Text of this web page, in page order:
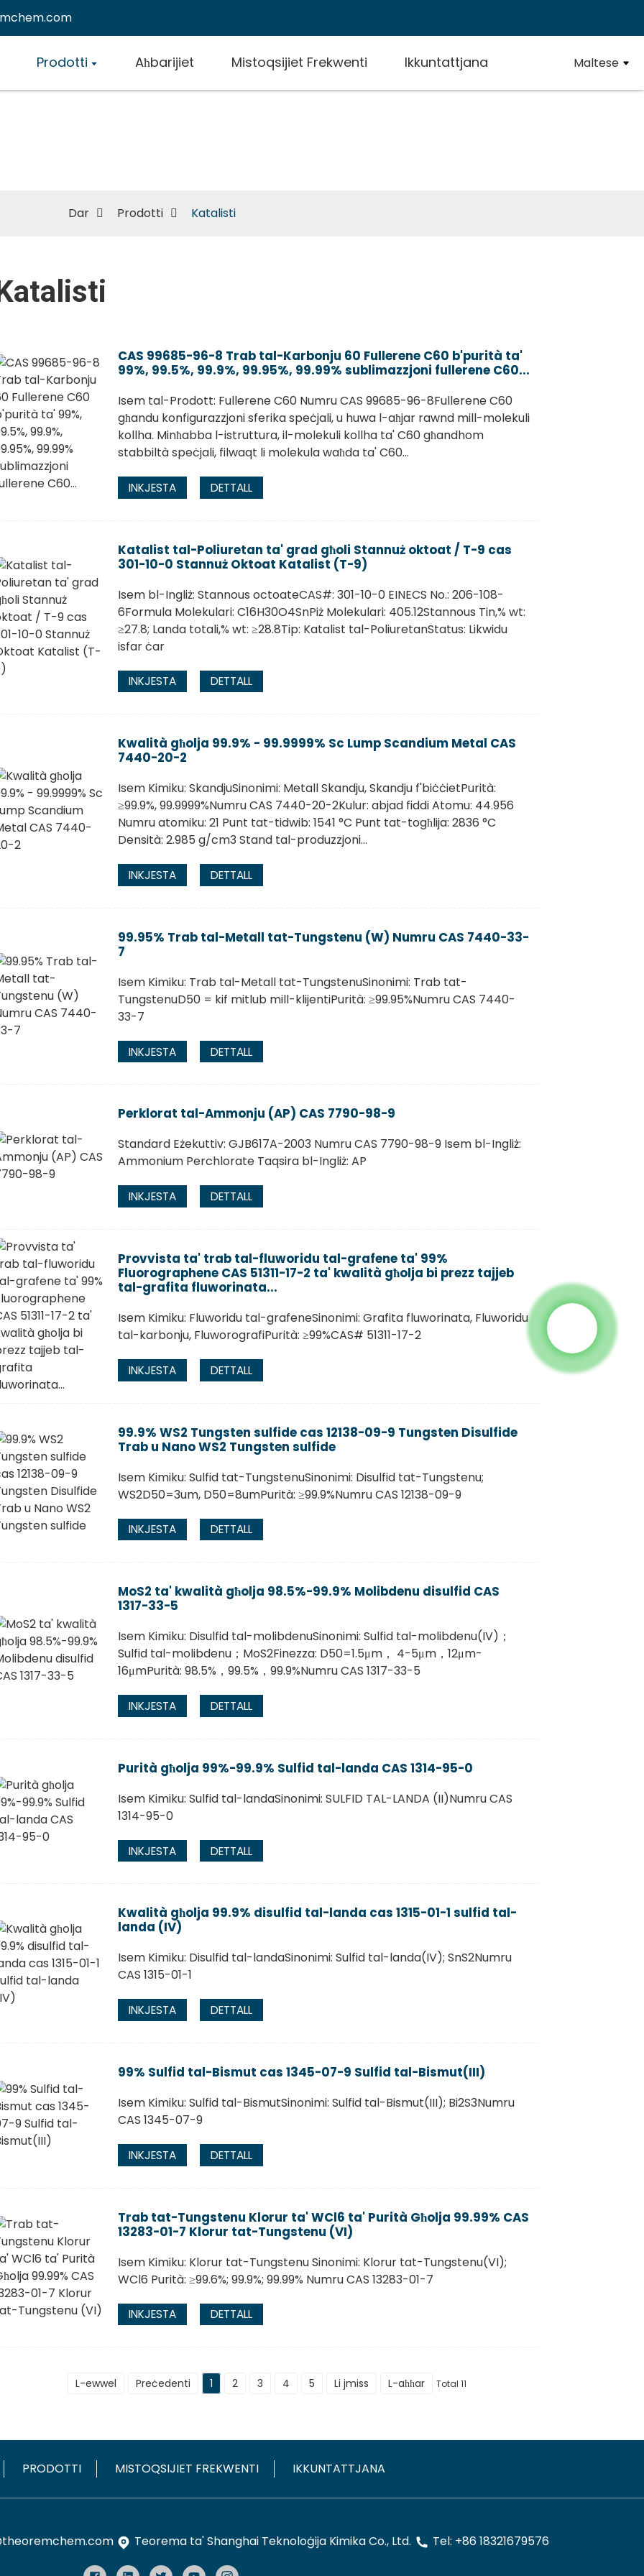
Prodotti Aħbarijiet Mistoqsijiet Frekwenti Ikkuntattjana Maltese
Dar Prodotti Katalisti
CAS 99685-96-8 Trab tal-Karbonju 60 Fullerene C60 b'purità ta'
99%, 99.5%, 99.9%, 99.95%, 99.99% sublimazzjoni fullerene C60...
Isem tal-Prodott: Fullerene C60 Numru CAS 99685-96-8Fullerene C60
għandu konfigurazzjoni sferika speċjali, u huwa l-aħjar rawnd mill-molekuli
kollha. Minħabba l-istruttura, il-molekuli kollha ta' C60 għandhom
stabbiltà speċjali, filwaqt li molekula waħda ta' C60...
INKJESTA DETTALL
Katalist tal-Poliuretan ta' grad għoli Stannuż oktoat / T-9 cas
301-10-0 Stannuż Oktoat Katalist (T-9)
Isem bl-Ingliż: Stannous octoateCAS#: 301-10-0 EINECS No.: 206-108-
6Formula Molekulari: C16H30O4SnPiż Molekulari: 405.12Stannous Tin,% wt:
≥27.8; Landa totali,% wt: ≥28.8Tip: Katalist tal-PoliuretanStatus: Likwidu
isfar ċar
INKJESTA DETTALL
Kwalità għolja 99.9% - 99.9999% Sc Lump Scandium Metal CAS
7440-20-2
Isem Kimiku: SkandjuSinonimi: Metall Skandju, Skandju f'biċċietPurità:
≥99.9%, 99.9999%Numru CAS 7440-20-2Kulur: abjad fiddi Atomu: 44.956
Numru atomiku: 21 Punt tat-tidwib: 1541 °C Punt tat-togħlija: 2836 °C
Densità: 2.985 g/cm3 Stand tal-produzzjoni...
INKJESTA DETTALL
99.95% Trab tal-Metall tat-Tungstenu (W) Numru CAS 7440-33-
7
Isem Kimiku: Trab tal-Metall tat-TungstenuSinonimi: Trab tat-
TungstenuD50 = kif mitlub mill-klijentiPurità: ≥99.95%Numru CAS 7440-
33-7
INKJESTA DETTALL
Perklorat tal-Ammonju (AP) CAS 7790-98-9
Standard Eżekuttiv: GJB617A-2003 Numru CAS 7790-98-9 Isem bl-Ingliż:
Ammonium Perchlorate Taqsira bl-Ingliż: AP
INKJESTA DETTALL
Provvista ta' trab tal-fluworidu tal-grafene ta' 99%
Fluorographene CAS 51311-17-2 ta' kwalità għolja bi prezz tajjeb
tal-grafita fluworinata...
Isem Kimiku: Fluworidu tal-grafeneSinonimi: Grafita fluworinata, Fluworidu
tal-karbonju, FluworografiPurità: ≥99%CAS# 51311-17-2
INKJESTA DETTALL
99.9% WS2 Tungsten sulfide cas 12138-09-9 Tungsten Disulfide
Trab u Nano WS2 Tungsten sulfide
Isem Kimiku: Sulfid tat-TungstenuSinonimi: Disulfid tat-Tungstenu;
WS2D50=3um, D50=8umPurità: ≥99.9%Numru CAS 12138-09-9
INKJESTA DETTALL
MoS2 ta' kwalità għolja 98.5%-99.9% Molibdenu disulfid CAS
1317-33-5
Isem Kimiku: Disulfid tal-molibdenuSinonimi: Sulfid tal-molibdenu(IV)；
Sulfid tal-molibdenu；MoS2Finezza: D50=1.5μm， 4-5μm，12μm-
16μmPurità: 98.5%，99.5%，99.9%Numru CAS 1317-33-5
INKJESTA DETTALL
Purità għolja 99%-99.9% Sulfid tal-landa CAS 1314-95-0
Isem Kimiku: Sulfid tal-landaSinonimi: SULFID TAL-LANDA (II)Numru CAS
1314-95-0
INKJESTA DETTALL
Kwalità għolja 99.9% disulfid tal-landa cas 1315-01-1 sulfid tal-
landa (IV)
Isem Kimiku: Disulfid tal-landaSinonimi: Sulfid tal-landa(IV); SnS2Numru
CAS 1315-01-1
INKJESTA DETTALL
99% Sulfid tal-Bismut cas 1345-07-9 Sulfid tal-Bismut(III)
Isem Kimiku: Sulfid tal-BismutSinonimi: Sulfid tal-Bismut(III); Bi2S3Numru
CAS 1345-07-9
INKJESTA DETTALL
Trab tat-Tungstenu Klorur ta' WCl6 ta' Purità Għolja 99.99% CAS
13283-01-7 Klorur tat-Tungstenu (VI)
Isem Kimiku: Klorur tat-Tungstenu Sinonimi: Klorur tat-Tungstenu(VI);
WCl6 Purità: ≥99.6%; 99.9%; 99.99% Numru CAS 13283-01-7
INKJESTA DETTALL
L-ewwel Preċedenti 1 2 3 4 5 Li jmiss L-aħħar Total 11
PRODOTTI MISTOQSIJIET FREKWENTI IKKUNTATTJANA
Teorema ta' Shanghai Teknoloġija Kimika Co., Ltd. Tel: +86 18321679576